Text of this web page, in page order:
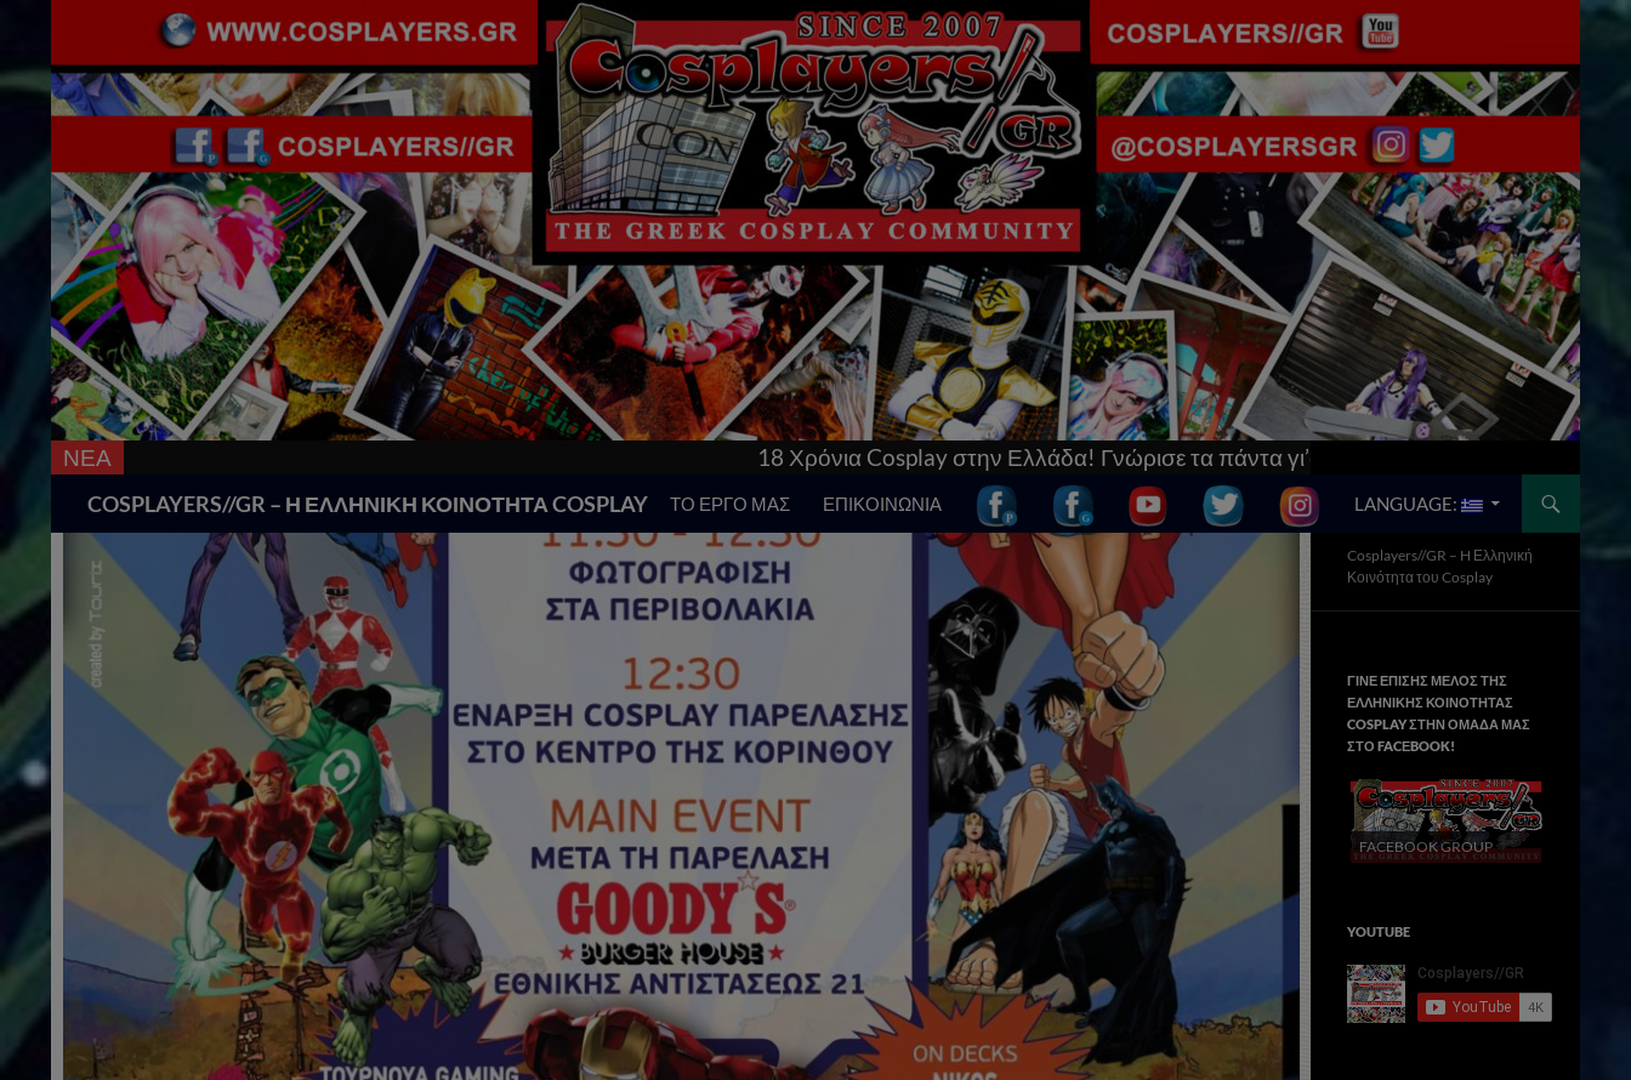
ΝΕΑ 18 Χρόνια Cosplay στην Ελλάδα! Γνώρισε τα πάντα γι’αυτό & μπες στο [Updated] AnimeCon: Run
COSPLAYERS//GR – Η ΕΛΛΗΝΙΚΗ ΚΟΙΝΟΤΗΤΑ COSPLAY
SKIP TO CONTENT
ΤΟ ΕΡΓΟ ΜΑΣ ΕΠΙΚΟΙΝΩΝΙΑ LANGUAGE:
Cosplayers//GR – H Ελληνική
Κοινότητα του Cosplay
ΓΙΝΕ ΕΠΙΣΗΣ ΜΕΛΟΣ ΤΗΣ
ΕΛΛΗΝΙΚΗΣ ΚΟΙΝΟΤΗΤΑΣ
COSPLAY ΣΤΗΝ ΟΜΑΔΑ ΜΑΣ
ΣΤΟ FACΕBOOK!
FACEBOOK GROUP
YOUTUBE